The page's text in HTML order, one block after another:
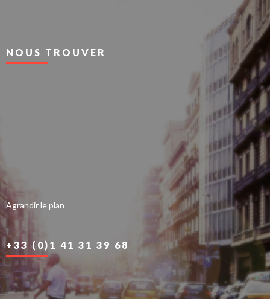
NOUS TROUVER
Agrandir le plan
+33 (0)1 41 31 39 68